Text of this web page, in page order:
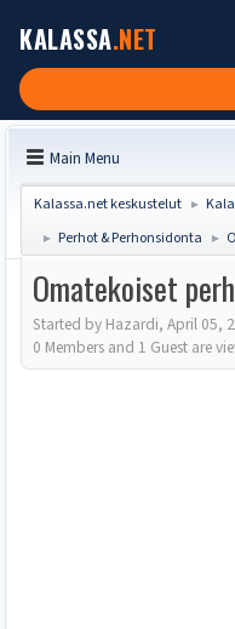
KALASSA.NET
Main Menu
Kalassa.net keskustelut ►
► Perhot & Perhonsidonta ►
Omatekoiset
Started by Hazardi, April 05,
0 Members and 1 Guest are